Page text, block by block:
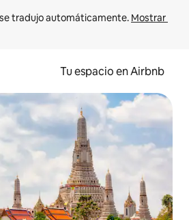
tradujo automáticamente. Mostrar
Tu espacio en Airbnb